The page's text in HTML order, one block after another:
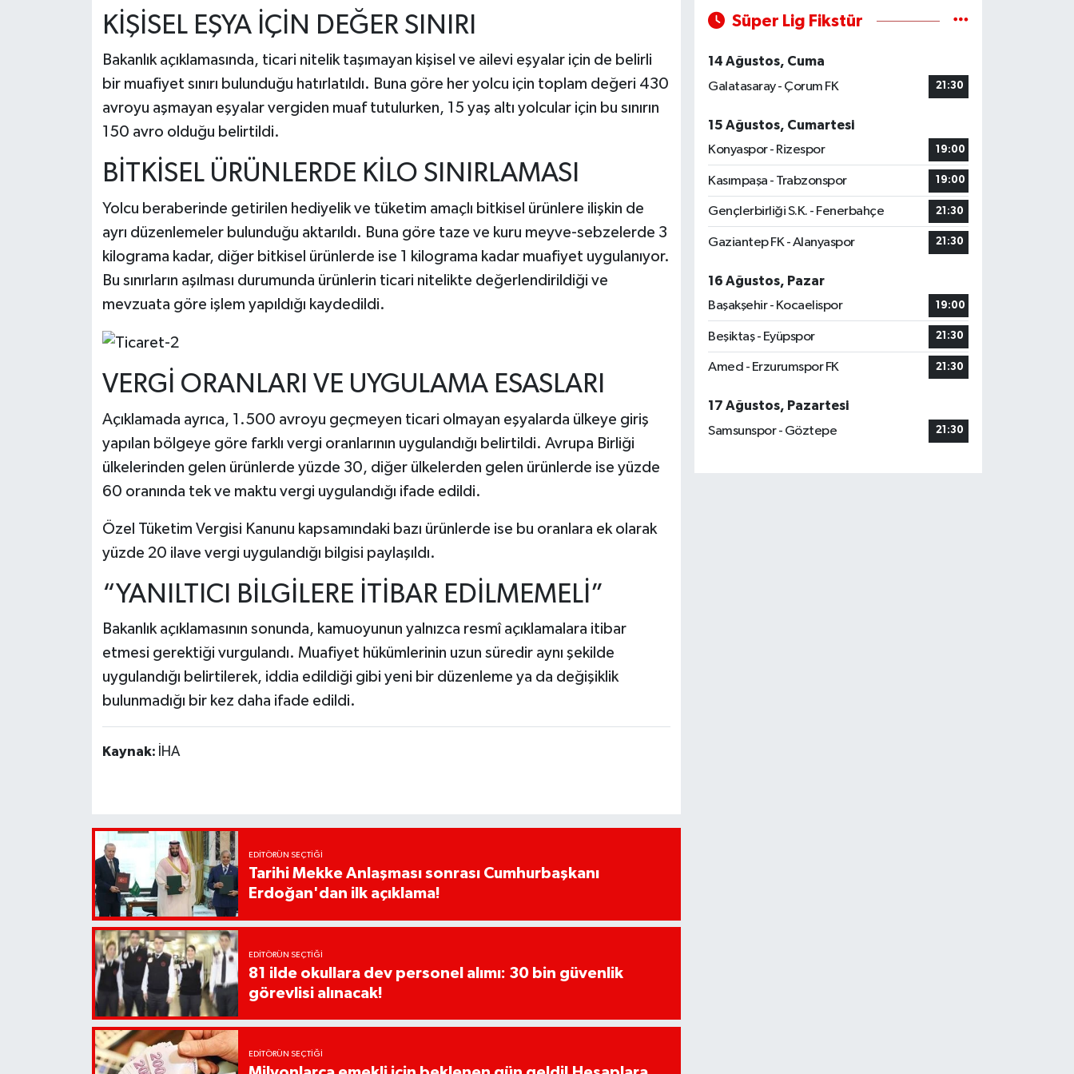
KİŞİSEL EŞYA İÇİN DEĞER SINIRI
Bakanlık açıklamasında, ticari nitelik taşımayan kişisel ve ailevi eşyalar için de belirli
bir muafiyet sınırı bulunduğu hatırlatıldı. Buna göre her yolcu için toplam değeri 430
avroyu aşmayan eşyalar vergiden muaf tutulurken, 15 yaş altı yolcular için bu sınırın
150 avro olduğu belirtildi.
BİTKİSEL ÜRÜNLERDE KİLO SINIRLAMASI
Yolcu beraberinde getirilen hediyelik ve tüketim amaçlı bitkisel ürünlere ilişkin de
ayrı düzenlemeler bulunduğu aktarıldı. Buna göre taze ve kuru meyve-sebzelerde 3
kilograma kadar, diğer bitkisel ürünlerde ise 1 kilograma kadar muafiyet uygulanıyor.
Bu sınırların aşılması durumunda ürünlerin ticari nitelikte değerlendirildiği ve
mevzuata göre işlem yapıldığı kaydedildi.
VERGİ ORANLARI VE UYGULAMA ESASLARI
Açıklamada ayrıca, 1.500 avroyu geçmeyen ticari olmayan eşyalarda ülkeye giriş
yapılan bölgeye göre farklı vergi oranlarının uygulandığı belirtildi. Avrupa Birliği
ülkelerinden gelen ürünlerde yüzde 30, diğer ülkelerden gelen ürünlerde ise yüzde
60 oranında tek ve maktu vergi uygulandığı ifade edildi.
Özel Tüketim Vergisi Kanunu kapsamındaki bazı ürünlerde ise bu oranlara ek olarak
yüzde 20 ilave vergi uygulandığı bilgisi paylaşıldı.
“YANILTICI BİLGİLERE İTİBAR EDİLMEMELİ”
Bakanlık açıklamasının sonunda, kamuoyunun yalnızca resmî açıklamalara itibar
etmesi gerektiği vurgulandı. Muafiyet hükümlerinin uzun süredir aynı şekilde
uygulandığı belirtilerek, iddia edildiği gibi yeni bir düzenleme ya da değişiklik
bulunmadığı bir kez daha ifade edildi.
Kaynak: İHA
EDITÖRÜN SEÇTIĞI
Tarihi Mekke Anlaşması sonrası Cumhurbaşkanı
Erdoğan'dan ilk açıklama!
EDITÖRÜN SEÇTIĞI
81 ilde okullara dev personel alımı: 30 bin güvenlik
görevlisi alınacak!
EDITÖRÜN SEÇTIĞI
Süper Lig Fikstür
14 Ağustos, Cuma
Galatasaray - Çorum FK
21:30
15 Ağustos, Cumartesi
Konyaspor - Rizespor
19:00
Kasımpaşa - Trabzonspor 19:00
Gençlerbirliği S.K. - Fenerbahçe 21:30
Gaziantep FK - Alanyaspor 21:30
16 Ağustos, Pazar
Başakşehir - Kocaelispor
19:00
Beşiktaş - Eyüpspor 21:30
Amed - Erzurumspor FK 21:30
17 Ağustos, Pazartesi
Samsunspor - Göztepe
21:30